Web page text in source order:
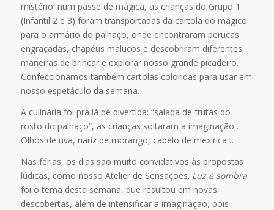
mistério: num passe de mágica, as crianças do Grupo 1
(Infantil 2 e 3) foram transportadas da cartola do mágico
para o armário do palhaço, onde encontraram perucas
engraçadas, chapéus malucos e descobriram diferentes
maneiras de brincar e explorar nosso grande picadeiro.
Confeccionamos também cartolas coloridas para usar em
nosso espetáculo da semana.
A culinária foi pra lá de divertida: “salada de frutas do
rosto do palhaço”, as crianças soltaram a imaginação…
Olhos de uva, nariz de morango, cabelo de mexirica…
Nas férias, os dias são muito convidativos às propostas
lúdicas, como nosso Atelier de Sensações. Luz e sombra
foi o tema desta semana, que resultou em novas
descobertas, além de intensificar a imaginação, pois